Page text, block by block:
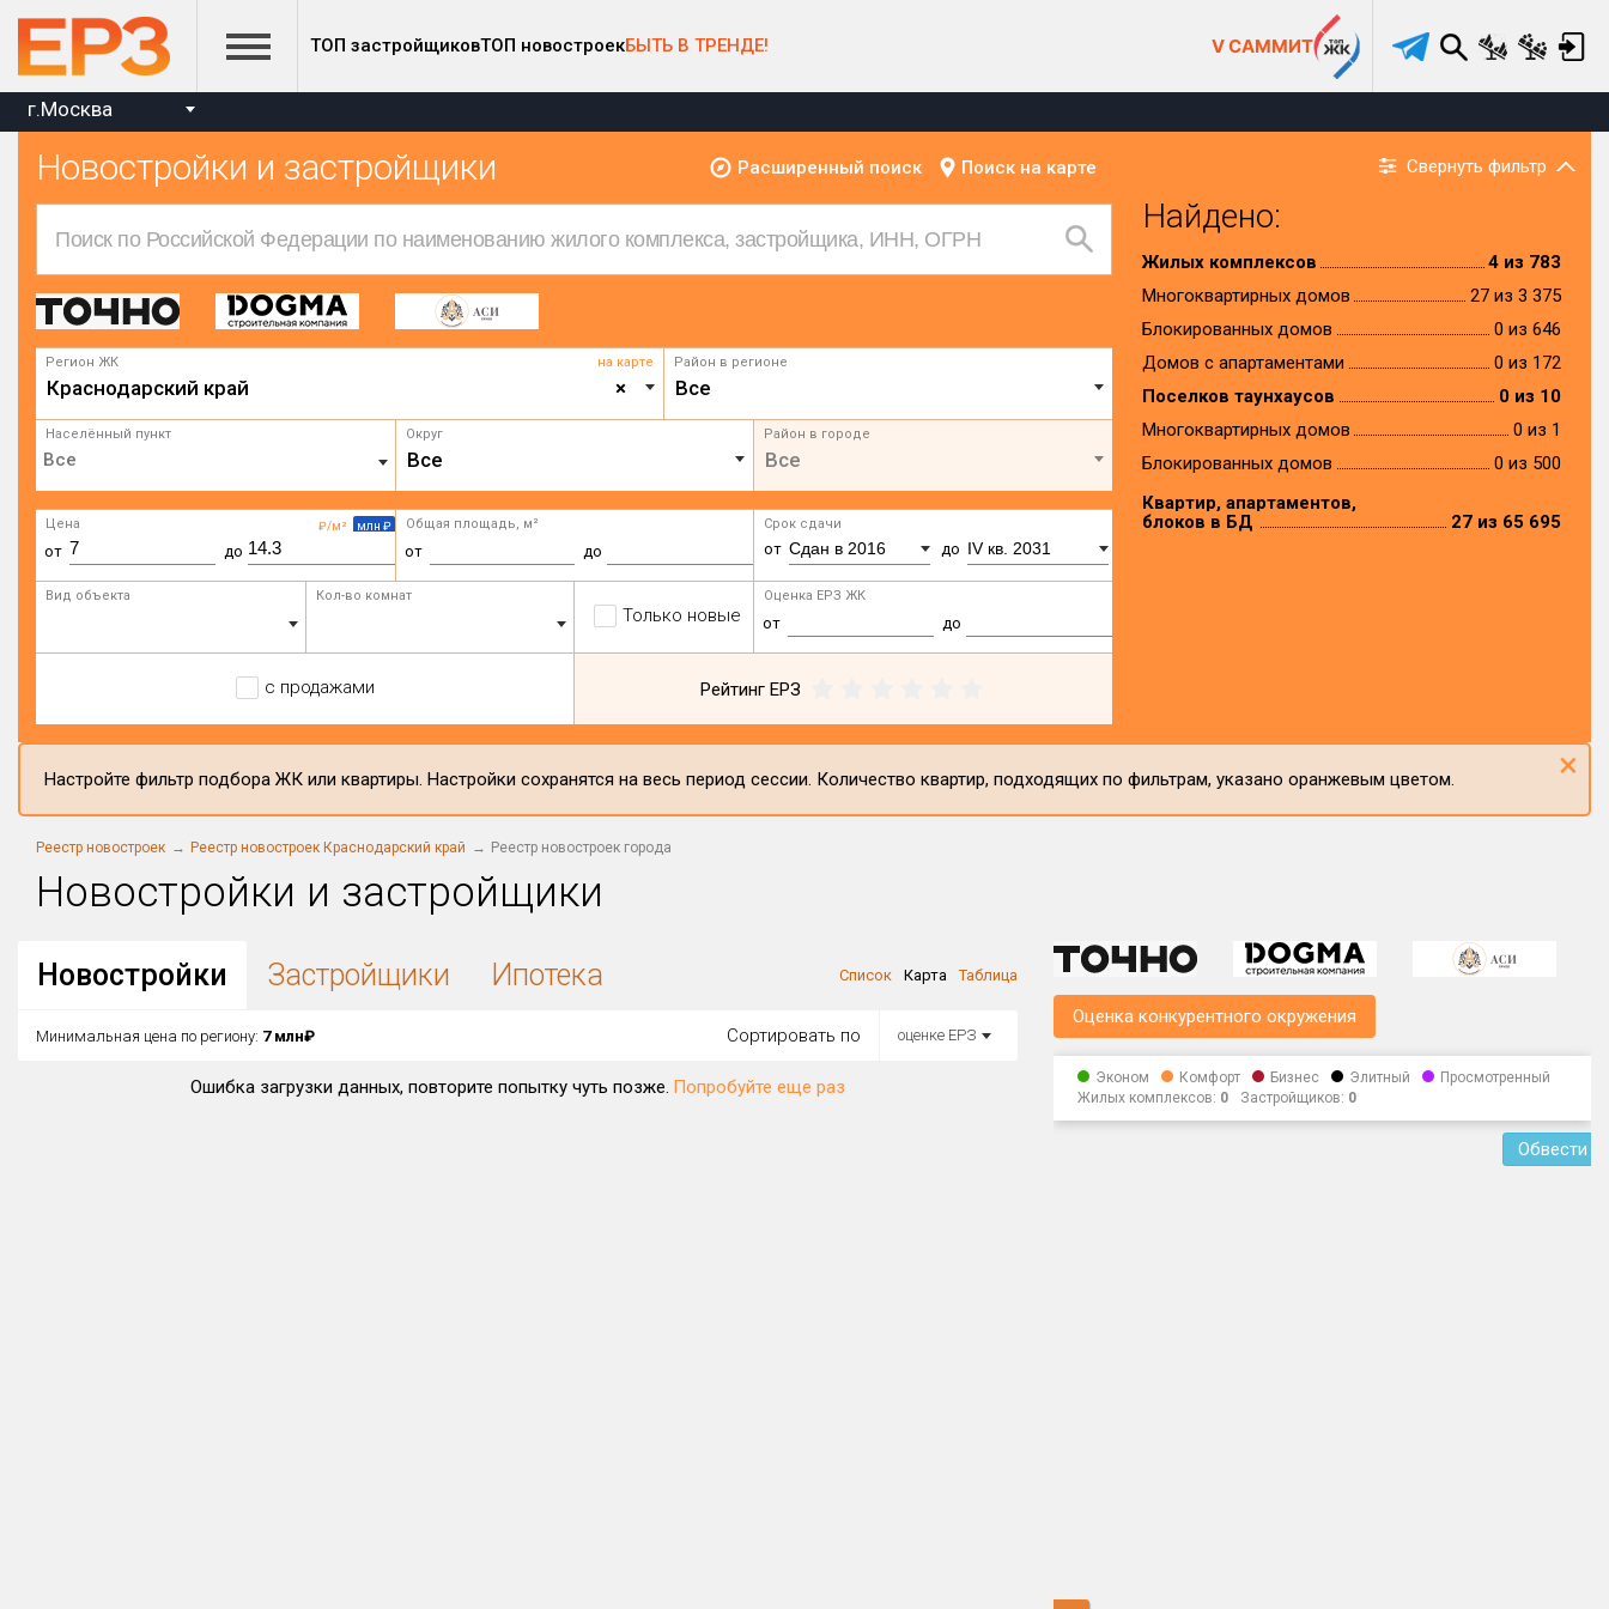
ТОП застройщиковТОП новостроекБЫТЬ В ТРЕНДЕ! V САММИТ
г.Москва
Новостройки и застройщики Расширенный поиск Поиск на карте Свернуть фильтр
Регион ЖК на карте
×
Краснодарский край
Район в регионе
Все
Населённый пункт Округ
Все
Район в городе
Все
₽/м² млн ₽
Цена
от до
Общая площадь, м²
от до
Срок сдачи
от Сдан в 2016 до IV кв. 2031
Вид объекта Кол-во комнат
Только новые
Оценка ЕРЗ ЖК
от до
с продажами Рейтинг ЕРЗ
Найдено:
Жилых комплексов
4 из 783
Многоквартирных домов
27 из 3 375
Блокированных домов
0 из 646
Домов с апартаментами
0 из 172
Поселков таунхаусов
0 из 10
Многоквартирных домов
0 из 1
Блокированных домов
0 из 500
Квартир, апартаментов,
блоков в БД
27 из 65 695
Настройте фильтр подбора ЖК или квартиры. Настройки сохранятся на весь период сессии. Количество квартир, подходящих по фильтрам, указано оранжевым цветом. ×
Реестр новостроек Реестр новостроек Краснодарский край Реестр новостроек города
Новостройки и застройщики
Новостройки Застройщики Ипотека Список Карта Таблица
Минимальная цена по региону: 7 млн₽ Сортировать по оценке ЕРЗ
Ошибка загрузки данных, повторите попытку чуть позже. Попробуйте еще раз
Оценка конкурентного окружения
Эконом Комфорт Бизнес Элитный
Просмотренный
Жилых комплексов: 0 Застройщиков: 0
Обвести